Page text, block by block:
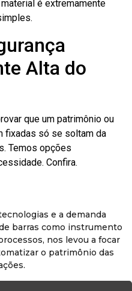
é extremamente
Alta do
que um patrimônio ou
fixadas só se soltam da
Temos opções
Confira.
e a demanda
barras como instrumento
nos levou a focar
o patrimônio das